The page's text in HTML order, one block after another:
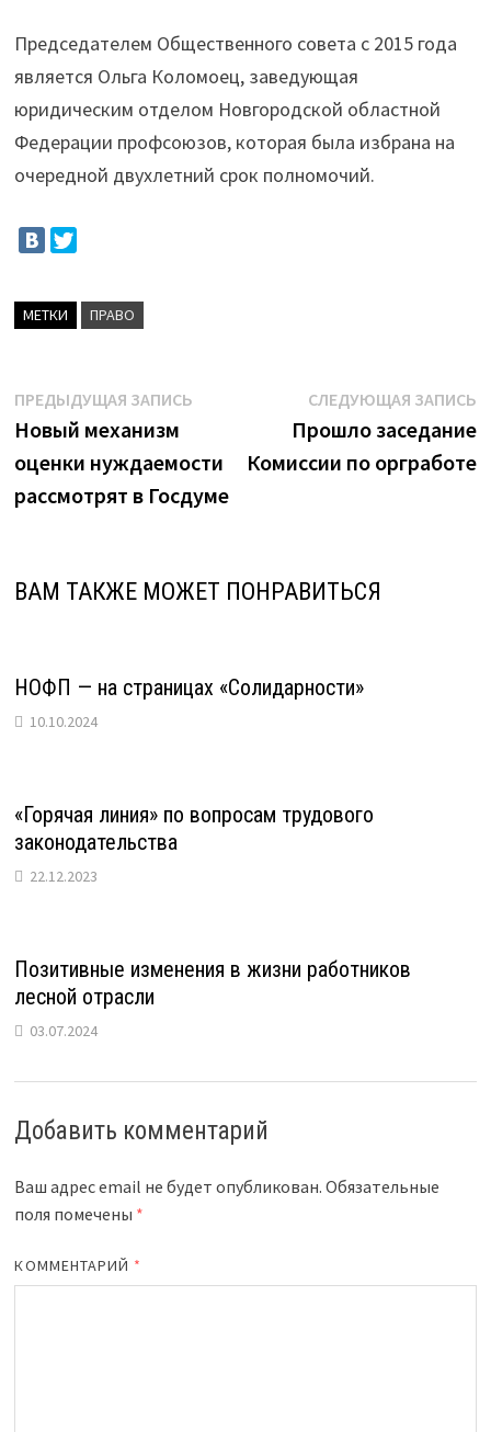
Председателем Общественного совета с 2015 года
является Ольга Коломоец, заведующая
юридическим отделом Новгородской областной
Федерации профсоюзов, которая была избрана на
очередной двухлетний срок полномочий.
МЕТКИ ПРАВО
Навигация
по
записям
ПРЕДЫДУЩАЯ ЗАПИСЬ
Новый механизм
оценки нуждаемости
рассмотрят в Госдуме
СЛЕДУЮЩАЯ ЗАПИСЬ
Прошло заседание
Комиссии по оргработе
ВАМ ТАКЖЕ МОЖЕТ ПОНРАВИТЬСЯ
НОФП — на страницах «Солидарности»
10.10.2024
«Горячая линия» по вопросам трудового
законодательства
22.12.2023
Позитивные изменения в жизни работников
лесной отрасли
03.07.2024
Добавить комментарий
Ваш адрес email не будет опубликован. Обязательные
поля помечены *
КОММЕНТАРИЙ *